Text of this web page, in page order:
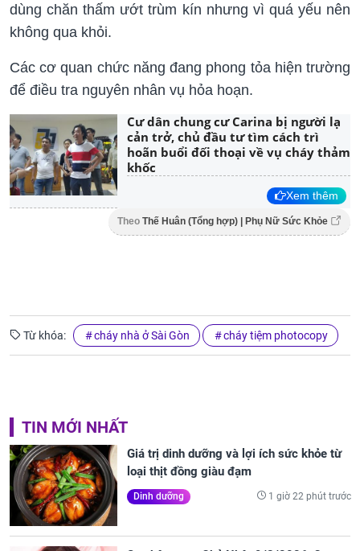
dùng chăn thấm ướt trùm kín nhưng vì quá yếu nên
không qua khỏi.
Các cơ quan chức năng đang phong tỏa hiện trường
để điều tra nguyên nhân vụ hỏa hoạn.
Cư dân chung cư Carina bị người lạ
cản trở, chủ đầu tư tìm cách trì
hoãn buổi đối thoại về vụ cháy thảm
khốc
Xem thêm
Theo Thế Huân (Tổng hợp) | Phụ Nữ Sức Khỏe
Từ khóa: cháy nhà ở Sài Gòn cháy tiệm photocopy
TIN MỚI NHẤT
Giá trị dinh dưỡng và lợi ích sức khỏe từ
loại thịt đồng giàu đạm
Dinh dưỡng 1 giờ 22 phút trước